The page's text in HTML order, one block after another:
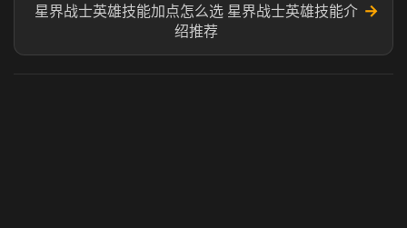
星界战士英雄技能加点怎么选 星界战士英雄技能介
绍推荐
→